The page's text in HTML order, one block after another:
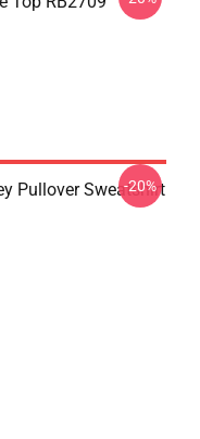
Pullover Sweatshirt
-20%